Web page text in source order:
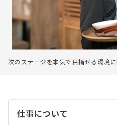
次のステージを本気で目指せる環境
仕事について